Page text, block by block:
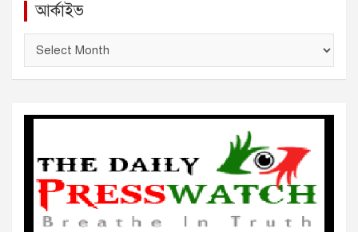
আর্কাইভ
ই